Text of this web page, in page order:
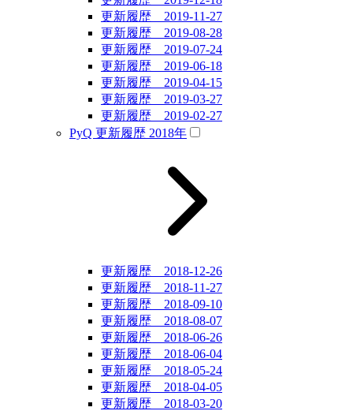
更新履歴 2019-11-27
更新履歴 2019-08-28
更新履歴 2019-07-24
更新履歴 2019-06-18
更新履歴 2019-04-15
更新履歴 2019-03-27
更新履歴 2019-02-27
PyQ 更新履歴 2018年
更新履歴 2018-12-26
更新履歴 2018-11-27
更新履歴 2018-09-10
更新履歴 2018-08-07
更新履歴 2018-06-26
更新履歴 2018-06-04
更新履歴 2018-05-24
更新履歴 2018-04-05
更新履歴 2018-03-20